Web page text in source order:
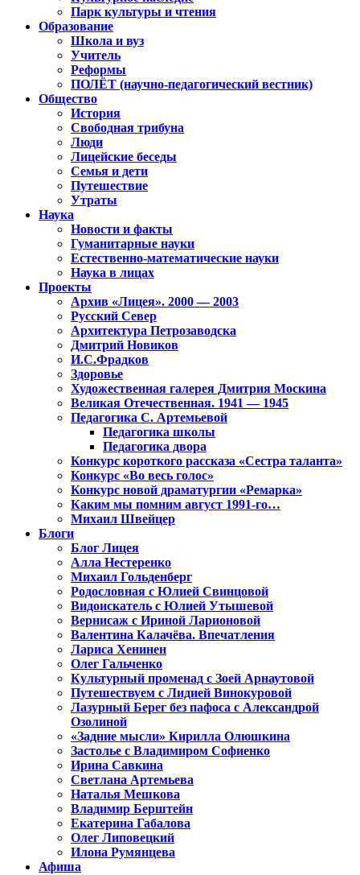
Парк культуры и чтения
Образование
Школа и вуз
Учитель
Реформы
ПОЛЁТ (научно-педагогический вестник)
Общество
История
Свободная трибуна
Люди
Лицейские беседы
Семья и дети
Путешествие
Утраты
Наука
Новости и факты
Гуманитарные науки
Естественно-математические науки
Наука в лицах
Проекты
Архив «Лицея». 2000 — 2003
Русский Север
Архитектура Петрозаводска
Дмитрий Новиков
И.С.Фрадков
Здоровье
Художественная галерея Дмитрия Москина
Великая Отечественная. 1941 — 1945
Педагогика С. Артемьевой
Педагогика школы
Педагогика двора
Конкурс короткого рассказа «Сестра таланта»
Конкурс «Во весь голос»
Конкурс новой драматургии «Ремарка»
Каким мы помним август 1991-го…
Михаил Швейцер
Блоги
Блог Лицея
Алла Нестеренко
Михаил Гольденберг
Родословная с Юлией Свинцовой
Видоискатель с Юлией Утышевой
Вернисаж с Ириной Ларионовой
Валентина Калачёва. Впечатления
Лариса Хенинен
Олег Гальченко
Культурный променад с Зоей Арнаутовой
Путешествуем с Лидией Винокуровой
Лазурный Берег без пафоса с Александрой
Озолиной
«Задние мысли» Кирилла Олюшкина
Застолье с Владимиром Софиенко
Ирина Савкина
Светлана Артемьева
Наталья Мешкова
Владимир Берштейн
Екатерина Габалова
Олег Липовецкий
Илона Румянцева
Афиша